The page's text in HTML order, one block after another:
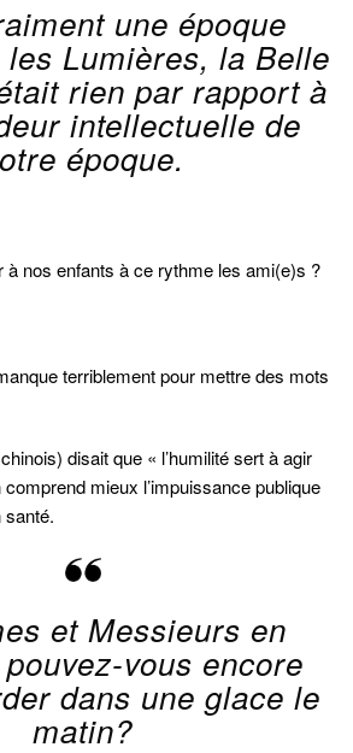
une époque
Lumières, la Belle
rien par rapport à
intellectuelle de
époque.
à nos enfants à ce rythme les ami(e)s ?
terriblement pour mettre des mots
disait que « l’humilité sert à agir
mieux l’impuissance publique
santé.
et Messieurs en
vous encore
dans une glace le
matin?